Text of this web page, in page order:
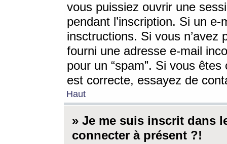
vous puissiez ouvrir une
pendant l’inscription. Si un
insctructions. Si vous n’avez
fourni une adresse e-mail
pour un “spam”. Si vous
est correcte, essayez de
Haut
» Je me suis inscrit dans
connecter à présent ?!